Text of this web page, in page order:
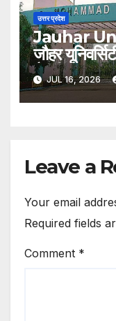
उत्तर प्रदेश
Jauhar
जौहर
तैयारी, 38
JUL 16, 2026
Leave a
Your email
Required fields
Comment *